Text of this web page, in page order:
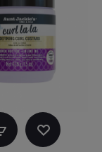
Kosárba